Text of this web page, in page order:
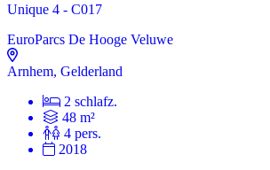
Unique 4 - C017
EuroParcs De Hooge Veluwe
Arnhem, Gelderland
2 schlafz.
48 m²
4 pers.
2018